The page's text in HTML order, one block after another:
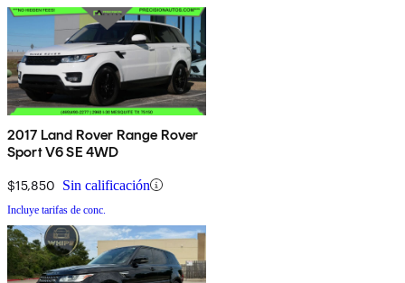
2017 Land Rover Range Rover
Sport V6 SE 4WD
$15,850 Sin calificación
Incluye tarifas de conc.